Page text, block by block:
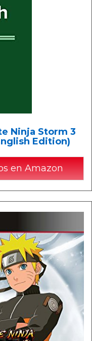
Ninja Storm 3
Edition)
en Amazon